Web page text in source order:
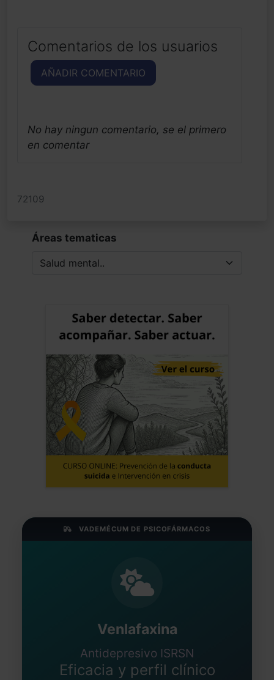
Comentarios de los usuarios
AÑADIR COMENTARIO
No hay ningun comentario, se el primero
en comentar
72109
Áreas tematicas
VADEMÉCUM DE PSICOFÁRMACOS
Venlafaxina
Antidepresivo ISRSN
Eficacia y perfil clínico